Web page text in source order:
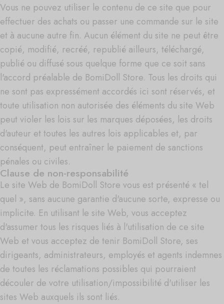
Vous ne pouvez utiliser le contenu de ce site que pour
effectuer des achats ou passer une commande sur le site
et à aucune autre fin. Aucun élément du site ne peut être
copié, modifié, recréé, republié ailleurs, téléchargé,
publié ou diffusé sous quelque forme que ce soit sans
l'accord préalable de BomiDoll Store. Tous les droits qui
ne sont pas expressément accordés ici sont réservés, et
toute utilisation non autorisée des éléments du site Web
peut violer les lois sur les marques déposées, les droits
d'auteur et toutes les autres lois applicables et, par
conséquent, peut entraîner le paiement de sanctions
pénales ou civiles.
Clause de non-responsabilité
Le site Web de BomiDoll Store vous est présenté « tel
quel », sans aucune garantie d'aucune sorte, expresse ou
implicite. En utilisant le site Web, vous acceptez
d'assumer tous les risques liés à l'utilisation de ce site
Web et vous acceptez de tenir BomiDoll Store, ses
dirigeants, administrateurs, employés et agents indemnes
de toutes les réclamations possibles qui pourraient
découler de votre utilisation/impossibilité d'utiliser les
sites Web auxquels ils sont liés.